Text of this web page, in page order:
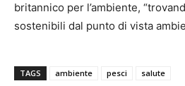
britannico per l’ambiente,
sostenibili dal punto di vista
TAGS ambiente pesci salute